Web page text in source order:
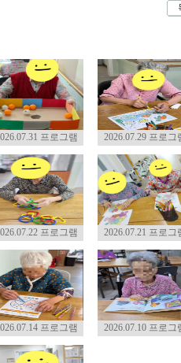
프로그램 2026.07.29 프로그
프로그램 2026.07.21 프로그
프로그램 2026.07.10 프로그